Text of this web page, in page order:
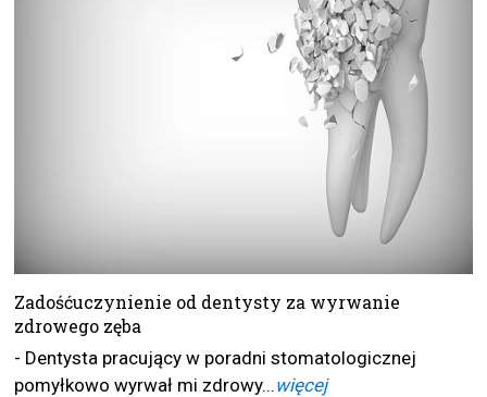
Zadośćuczynienie od dentysty za wyrwanie
zdrowego zęba
- Dentysta pracujący w poradni stomatologicznej
pomyłkowo wyrwał mi zdrowy... więcej